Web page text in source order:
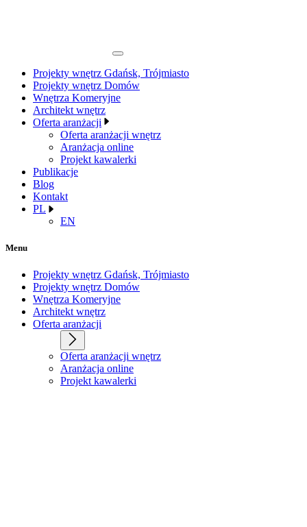
Projekty wnętrz Gdańsk, Trójmiasto
Projekty wnętrz Domów
Wnętrza Komeryjne
Architekt wnętrz
Oferta aranżacji
Oferta aranżacji wnętrz
Aranżacja online
Projekt kawalerki
Publikacje
Blog
Kontakt
PL
EN
Menu
Projekty wnętrz Gdańsk, Trójmiasto
Projekty wnętrz Domów
Wnętrza Komeryjne
Architekt wnętrz
Oferta aranżacji
Oferta aranżacji wnętrz
Aranżacja online
Projekt kawalerki